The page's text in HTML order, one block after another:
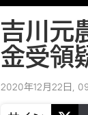
吉川元
金受領
2020年12月22日,